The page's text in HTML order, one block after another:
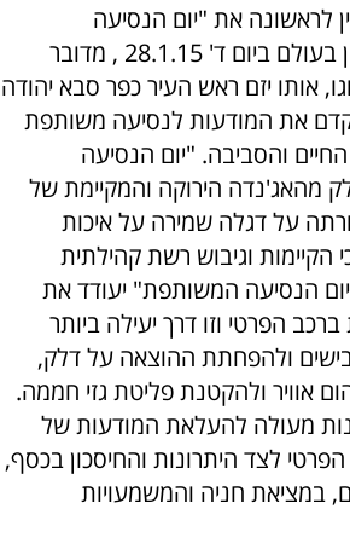
לראשונה את "יום הנסיעה
המשותפת" הראשון בעולם ביום ד' 28.1.15 , מדובר
אותו יזם ראש העיר כפר סבא יהודה
את המודעות לנסיעה משותפת
והסביבה. "יום הנסיעה
מהאג'נדה הירוקה והמקיימת של
על דגלה שמירה על איכות
הקיימות וגיבוש רשת קהילתית
הנסיעה המשותפת" יעודד את
הפרטי וזו דרך יעילה ביותר
ולהפחתת ההוצאה על דלק,
אוויר ולהקטנת פליטת גזי חממה.
מעולה להעלאת המודעות של
לצד היתרונות והחיסכון בכסף,
במציאת חניה והמשמעויות